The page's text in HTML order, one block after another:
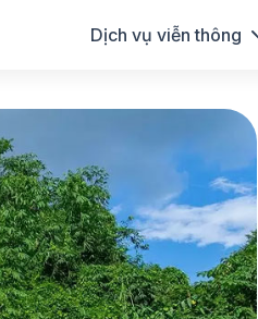
Dịch vụ viễn thông